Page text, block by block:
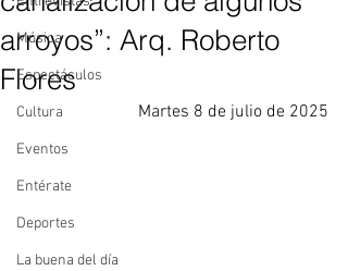
Música
Espectáculos
Cultura
Eventos
Entérate
Deportes
La buena del día
arroyos”: Arq. Roberto
Flores
Martes 8 de julio de 2025